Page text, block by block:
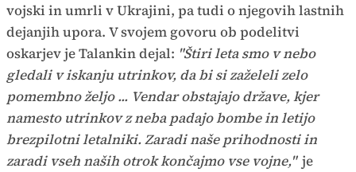
vojski in umrli v Ukrajini, pa tudi o njegovih lastnih
dejanjih upora. V svojem govoru ob podelitvi
oskarjev je Talankin dejal: "Štiri leta smo v nebo
gledali v iskanju utrinkov, da bi si zaželeli zelo
pomembno željo ... Vendar obstajajo države, kjer
namesto utrinkov z neba padajo bombe in letijo
brezpilotni letalniki. Zaradi naše prihodnosti in
zaradi vseh naših otrok končajmo vse vojne," je